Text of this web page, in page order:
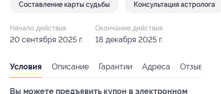
Составление карты судьбы Консультация астролога
Начало действия
20 сентября 2025 г.
Окончание действия
18 декабря 2025 г.
Условия Описание Гарантии Адреса Отзывы
Вы можете предъявить купон в электронном